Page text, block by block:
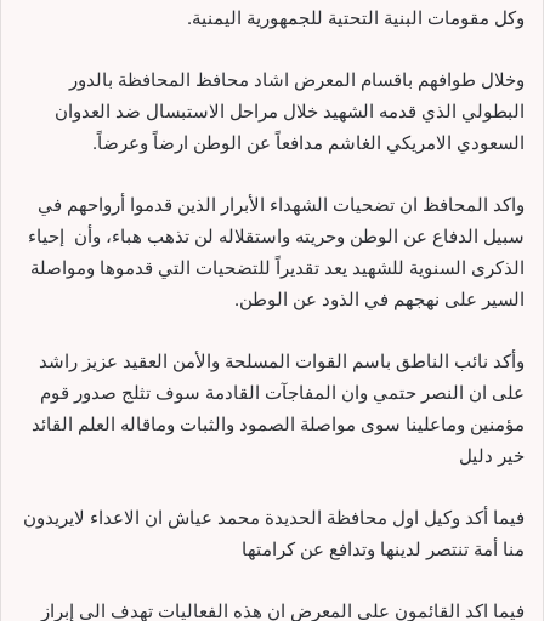
وكل مقومات البنية التحتية للجمهورية اليمنية.
وخلال طوافهم باقسام المعرض اشاد محافظ المحافظة بالدور
البطولي الذي قدمه الشهيد خلال مراحل الاستبسال ضد العدوان
السعودي الامريكي الغاشم مدافعاً عن الوطن ارضاً وعرضاً.
واكد المحافظ ان تضحيات الشهداء الأبرار الذين قدموا أرواحهم في
سبيل الدفاع عن الوطن وحريته واستقلاله لن تذهب هباء، وأن إحياء
الذكرى السنوية للشهيد يعد تقديراً للتضحيات التي قدموها ومواصلة
السير على نهجهم في الذود عن الوطن.
وأكد نائب الناطق باسم القوات المسلحة والأمن العقيد عزيز راشد
على ان النصر حتمي وان المفاجآت القادمة سوف تثلج صدور قوم
مؤمنين وماعلينا سوى مواصلة الصمود والثبات وماقاله العلم القائد
خير دليل
فيما أكد وكيل اول محافظة الحديدة محمد عياش ان الاعداء لايريدون
منا أمة تنتصر لدينها وتدافع عن كرامتها
فيما اكد القائمون على المعرض ان هذه الفعاليات تهدف الى إبراز